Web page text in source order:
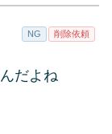
NG 削除依頼
だよね